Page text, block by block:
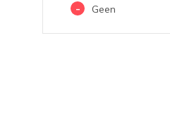
- Geen